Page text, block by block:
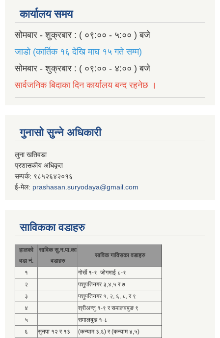
कार्यालय समय
सोमबार - शुक्रबार : ( ०९:०० - ५:०० ) बजे
जाडो (कार्तिक १६ देखि माघ १५ गते सम्म)
सोमबार - शुक्रबार : ( ०९:०० - ४:०० ) बजे
सार्वजनिक बिदाका दिन कार्यालय बन्द रहनेछ ।
गुनासो सुन्ने अधिकारी
लुना खतिवडा
प्रशासकीय अधिकृत
सम्पर्क: ९८५२६४२०१६
ई-मेल: prashasan.suryodaya@gmail.com
साविकका वडाहरु
हालको
वडा नं.
साविक सु.न.पा.का
वडाहरु
साविक गाविसका वडाहरु
१
गोर्खे १-९ जोगमाई ८-९
२
पशुपतिनगर ३,४,५ र ७
३
पशुपतिनगर १, २, ६, ८, र ९
४
श्रीअन्तु १-९ र समालवबुङ ९
५
समालबुङ १-८
६
सुनपा १२ र १३ (कन्याम ३,६) र (कन्याम ४,५)